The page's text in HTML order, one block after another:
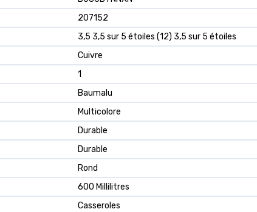
207152
3,5 3,5 sur 5 étoiles (12) 3,5 sur 5 étoiles
Cuivre
1
Baumalu
Multicolore
Durable
Durable
Rond
600 Millilitres
Casseroles